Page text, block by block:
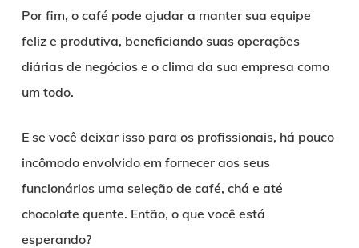
Por fim, o café pode ajudar a manter sua equipe
feliz e produtiva, beneficiando suas operações
diárias de negócios e o clima da sua empresa como
um todo.
E se você deixar isso para os profissionais, há pouco
incômodo envolvido em fornecer aos seus
funcionários uma seleção de café, chá e até
chocolate quente. Então, o que você está
esperando?